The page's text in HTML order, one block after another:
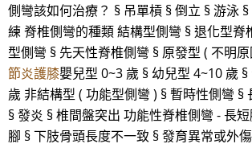
側彎該如何治療？ § 吊單槓 § 倒立 § 游泳
練 脊椎側彎的種類 結構型側彎 § 退化型脊
型側彎 § 先天性脊椎側彎 § 原發型 ( 不明
節炎護膝嬰兒型 0~3 歲 § 幼兒型 4~10 歲
歲 非結構型 ( 功能型側彎 ) § 暫時性側彎 §
§ 發炎 § 椎間盤突出 功能性脊椎側彎 - 長
腳 § 下肢骨頭長度不一致 § 發育異常或外